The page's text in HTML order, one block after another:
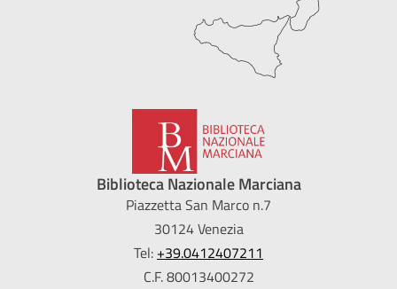
Biblioteca Nazionale Marciana
Piazzetta San Marco n.7
30124 Venezia
Tel: +39.0412407211
C.F. 80013400272